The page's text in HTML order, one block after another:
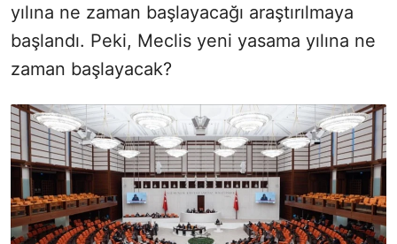
yılına ne zaman başlayacağı araştırılmaya
başlandı. Peki, Meclis yeni yasama yılına ne
zaman başlayacak?